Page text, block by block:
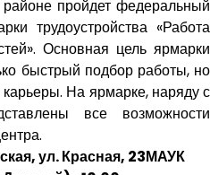
пройдет федеральный
трудоустройства «Работа
Основная цель ярмарки
быстрый подбор работы, но
На ярмарке, наряду с
все возможности
ул. Красная, 23МАУК